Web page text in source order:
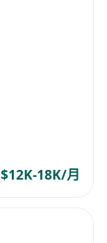
$12K-18K/月